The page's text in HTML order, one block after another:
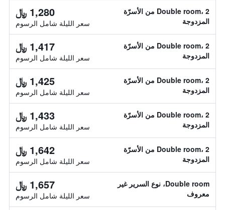
Double room، 2 من الأسرّة
المزدوجة
1,280 ﷼
سعر الليلة شامل الرسوم
Double room، 2 من الأسرّة
المزدوجة
1,417 ﷼
سعر الليلة شامل الرسوم
Double room، 2 من الأسرّة
المزدوجة
1,425 ﷼
سعر الليلة شامل الرسوم
Double room، 2 من الأسرّة
المزدوجة
1,433 ﷼
سعر الليلة شامل الرسوم
Double room، 2 من الأسرّة
المزدوجة
1,642 ﷼
سعر الليلة شامل الرسوم
Double room، نوع السرير غير
معروف
1,657 ﷼
سعر الليلة شامل الرسوم